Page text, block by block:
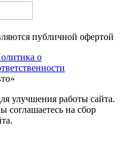
публичной офертой
о
улучшения работы сайта.
соглашаетесь на сбор